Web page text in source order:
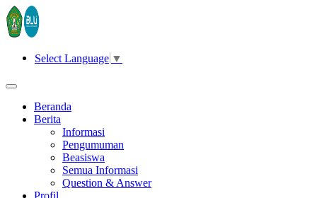
Select Language ▼
Beranda
Berita
Informasi
Pengumuman
Beasiswa
Semua Informasi
Question & Answer